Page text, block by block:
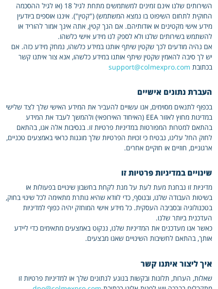
השירותים שלנו אינם זמינים למשתמשים מתחת לגיל 18 (או לגיל ההסכמה
החוקית לתחום השיפוט בו נמצא המשתמש) ("קטין"). איננו אוספים ביודעין
מידע אישי מקטינים או אודותיהם. אם הנך קטין, אתה אינך אמור להוריד או
להשתמש בשירותים שלנו ולא לספק לנו מידע אישי כלשהו.
אם נהיה מודעים לכך שקטין שיתף אותנו במידע כלשהו, ​​נמחק מידע כזה. אם
יש לך סיבה להאמין שקטין שיתף אותנו במידע כלשהו, ​​אנא צור איתנו קשר
בכתובת support@colmexpro.com
העברת נתונים אישיים
בכפוף לתנאים מסוימים, אנו עשויים להעביר את המידע האישי שלך לצד שלישי
במדינות מחוץ לאזור EEA (האיחוד האירופאי) ולהמשך לעבד את המידע
בהתאם למטרות המפורטות במדיניות פרטיות זו. בנסיבות אלה אנו, בהתאם
לחוק החל עלינו, נבטיח כי זכויות הפרטיות שלך מוגנות כראוי באמצעים טכניים,
ארגוניים, חוזיים או חוקיים אחרים.
שינויים במדיניות פרטיות זו
מדיניות זו נבחנת מעת לעת על מנת לקחת בחשבון שינויים בפעולות או
בשיטות העבודה שלנו, ובנוסף, כדי לוודא שהיא נותרת מתאימה לכל שינוי בחוק,
בטכנולוגיה ובסביבה העסקית. כל מידע אישי המוחזק יהיה כפוף למדיניות
העדכנית ביותר שלנו.
כאשר אנו מעדכנים את המדיניות שלנו, ננקוט באמצעים מתאימים כדי ליידע
אותך, בהתאם לחשיבות השינויים שאנו מבצעים.
איך ליצור איתנו קשר
שאלות, הערות, תלונות ובקשות בנוגע לנתונים שלך או למדיניות פרטיות זו